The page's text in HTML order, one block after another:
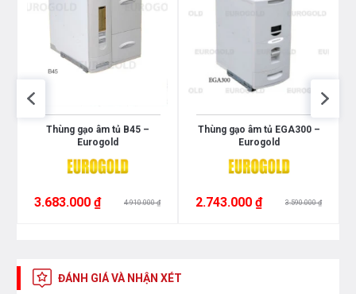
Thùng gạo âm tủ B45 –
Eurogold
3.683.000 ₫ 4.910.000 ₫
Thùng gạo âm tủ EGA300 –
Eurogold
2.743.000 ₫ 3.590.000 ₫
ĐÁNH GIÁ VÀ NHẬN XÉT